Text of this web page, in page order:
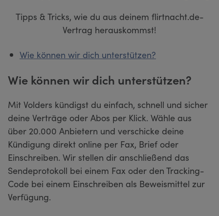
Tipps & Tricks, wie du aus deinem flirtnacht.de-
Vertrag herauskommst!
Wie können wir dich unterstützen?
Wie können wir dich unterstützen?
Mit Volders kündigst du einfach, schnell und sicher
deine Verträge oder Abos per Klick. Wähle aus
über 20.000 Anbietern und verschicke deine
Kündigung direkt online per Fax, Brief oder
Einschreiben. Wir stellen dir anschließend das
Sendeprotokoll bei einem Fax oder den Tracking-
Code bei einem Einschreiben als Beweismittel zur
Verfügung.